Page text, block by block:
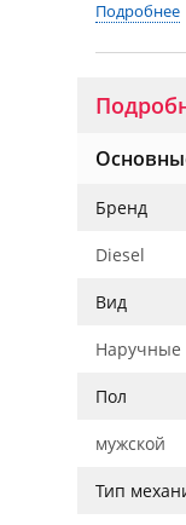
Подробнее
Бренд
Diesel
Вид
Наручные
Пол
мужской
Тип